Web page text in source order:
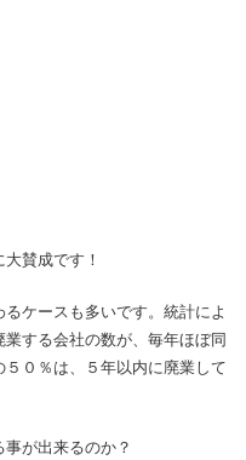
賛成です！
ケースも多いです。統計によ
する会社の数が、毎年ほぼ同
０％は、５年以内に廃業して
が出来るのか？